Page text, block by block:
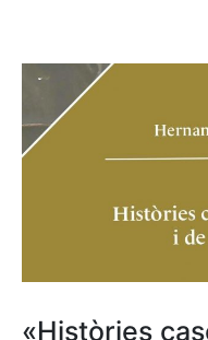
«Històries